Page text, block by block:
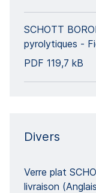
SCHOTT
pyrolytiques -
PDF 119,7 kB
Divers
Verre plat
livraison